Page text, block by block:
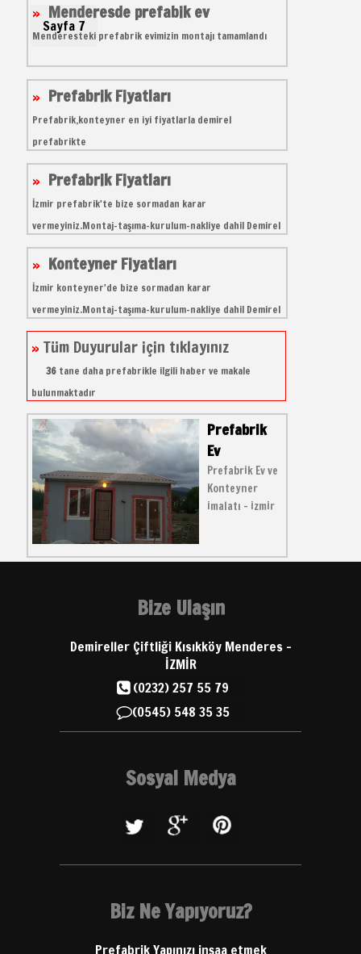
Sayfa 7
Menderesde prefabik ev
Menderesteki prefabrik evimizin montajı tamamlandı
Prefabrik Fiyatları
Prefabrik,konteyner en iyi fiyatlarla demirel
prefabrikte
Prefabrik Fiyatları
İzmir prefabrik'te bize sormadan karar
vermeyiniz.Montaj-taşıma-kurulum-nakliye dahil Demirel
prafabrik'te
Konteyner Fiyatları
İzmir konteyner'de bize sormadan karar
vermeyiniz.Montaj-taşıma-kurulum-nakliye dahil Demirel
prafabrik'te
Tüm Duyurular için tıklayınız
36tane daha prefabrikle ilgili haber ve makale
bulunmaktadır
Prefabrik
Ev
Prefabrik Ev ve
Konteyner
imalatı - izmir
Bize Ulaşın
Demireller Çiftliği Kısıkköy Menderes -
İZMİR
(0232) 257 55 79
(0545) 548 35 35
Sosyal Medya
Biz Ne Yapıyoruz?
Prefabrik Yapınızı inşaa etmek